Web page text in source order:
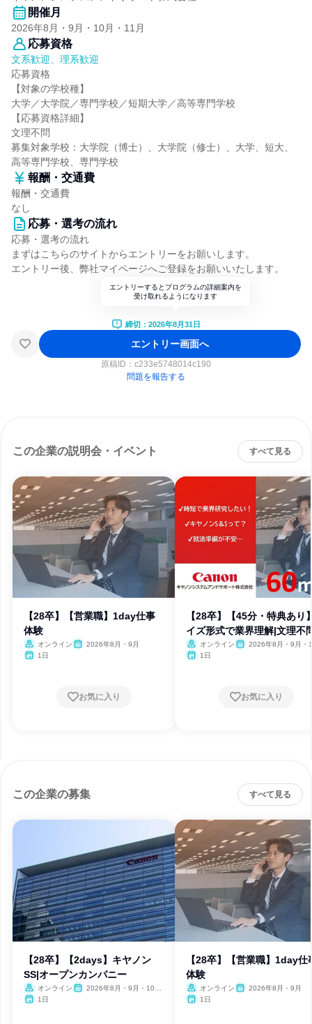
開催月
2026年8月・9月・10月・11月
応募資格
文系歓迎、理系歓迎
応募資格
【対象の学校種】
大学／大学院／専門学校／短期大学／高等専門学校
【応募資格詳細】
文理不問
募集対象学校：大学院（博士）、大学院（修士）、大学、短大、
高等専門学校、専門学校
報酬・交通費
報酬・交通費
なし
応募・選考の流れ
応募・選考の流れ
まずはこちらのサイトからエントリーをお願いします。
エントリー後、弊社マイページへご登録をお願いいたします。
エントリーするとプログラムの詳細案内を
受け取れるようになります
締切：2026年8月31日
エントリー画面へ
原稿ID： c233e5748014c190
問題を報告する
この企業の説明会・イベント すべて見る
【28卒】【営業職】1day仕事
体験
オンライン
2026年8月・9月
1日
お気に入り
【28卒】【45分・特典あり
イズ形式で業界理解|文理不
オンライン
2026年8月・9月・
1日
お気に入り
この企業の募集 すべて見る
【28卒】【2days】キヤノン
SS|オープンカンパニー
オンライン
2026年8月・9月・10
1日
【28卒】【営業職】1day仕
体験
オンライン
2026年8月・9月
1日